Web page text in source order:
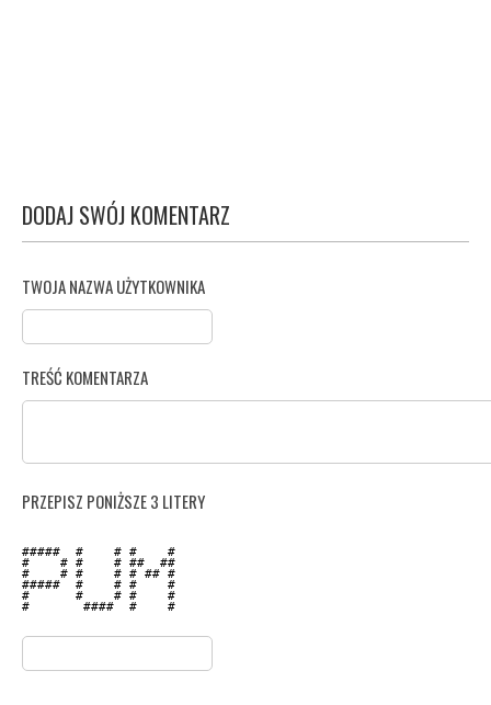
DODAJ SWÓJ KOMENTARZ
TWOJA NAZWA UŻYTKOWNIKA
TREŚĆ KOMENTARZA
PRZEPISZ PONIŻSZE 3 LITERY
#####  #    # #    #
#    # #    # ##  ##
#    # #    # # ## #
#####  #    # #    #
#      #    # #    #
#       ####  #    #